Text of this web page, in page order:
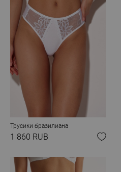
Трусики бразилиана
1 860 RUB